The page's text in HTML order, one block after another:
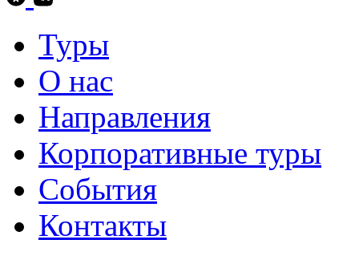
Туры
О нас
Направления
Корпоративные туры
События
Контакты